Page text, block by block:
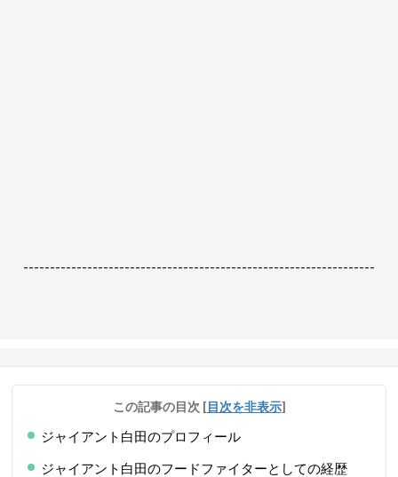
------------------------------------------------------------------
この記事の目次 [目次を非表示]
ジャイアント白田のプロフィール
ジャイアント白田のフードファイターとしての経歴